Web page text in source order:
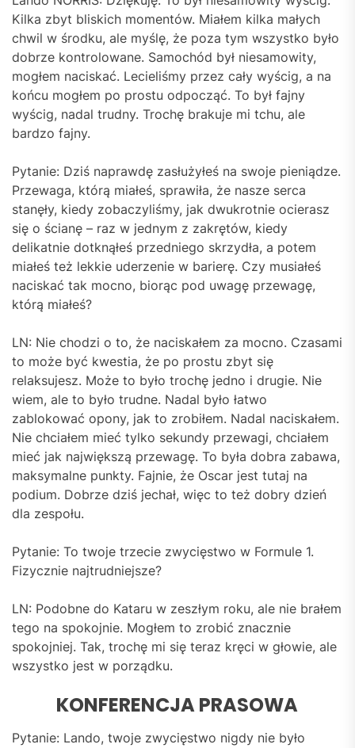
Kilka zbyt bliskich momentów. Miałem kilka małych
chwil w środku, ale myślę, że poza tym wszystko było
dobrze kontrolowane. Samochód był niesamowity,
mogłem naciskać. Lecieliśmy przez cały wyścig, a na
końcu mogłem po prostu odpocząć. To był fajny
wyścig, nadal trudny. Trochę brakuje mi tchu, ale
bardzo fajny.
Pytanie: Dziś naprawdę zasłużyłeś na swoje pieniądze.
Przewaga, którą miałeś, sprawiła, że nasze serca
stanęły, kiedy zobaczyliśmy, jak dwukrotnie ocierasz
się o ścianę – raz w jednym z zakrętów, kiedy
delikatnie dotknąłeś przedniego skrzydła, a potem
miałeś też lekkie uderzenie w barierę. Czy musiałeś
naciskać tak mocno, biorąc pod uwagę przewagę,
którą miałeś?
LN: Nie chodzi o to, że naciskałem za mocno. Czasami
to może być kwestia, że po prostu zbyt się
relaksujesz. Może to było trochę jedno i drugie. Nie
wiem, ale to było trudne. Nadal było łatwo
zablokować opony, jak to zrobiłem. Nadal naciskałem.
Nie chciałem mieć tylko sekundy przewagi, chciałem
mieć jak największą przewagę. To była dobra zabawa,
maksymalne punkty. Fajnie, że Oscar jest tutaj na
podium. Dobrze dziś jechał, więc to też dobry dzień
dla zespołu.
Pytanie: To twoje trzecie zwycięstwo w Formule 1.
Fizycznie najtrudniejsze?
LN: Podobne do Kataru w zeszłym roku, ale nie brałem
tego na spokojnie. Mogłem to zrobić znacznie
spokojniej. Tak, trochę mi się teraz kręci w głowie, ale
wszystko jest w porządku.
KONFERENCJA PRASOWA
Pytanie: Lando, twoje zwycięstwo nigdy nie było